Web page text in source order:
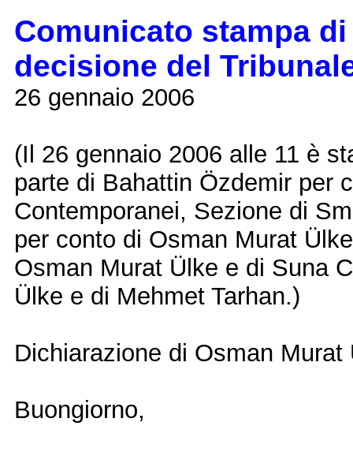
Comunicato stampa
decisione del
26 gennaio 2006
(Il 26 gennaio 2006 alle 11 è
parte di Bahattin Özdemir per
Contemporanei, Sezione di
per conto di Osman Murat
Osman Murat Ülke e di Suna
Ülke e di Mehmet Tarhan.)
Dichiarazione di Osman Murat
Buongiorno,